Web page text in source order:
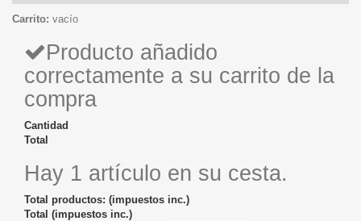
Carrito: vacío
Producto añadido
correctamente a su carrito de la
compra
Cantidad
Total
Hay 1 artículo en su cesta.
Total productos: (impuestos inc.)
Total (impuestos inc.)